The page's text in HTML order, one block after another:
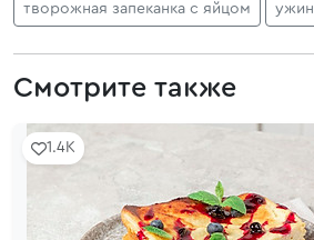
творожная запеканка с яйцом ужин
Смотрите также
1.4K